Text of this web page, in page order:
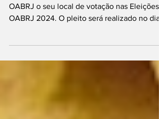
Você já pode consultar aqui pelo Portal da